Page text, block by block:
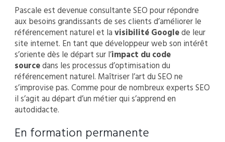
Pascale est devenue consultante SEO pour répondre
aux besoins grandissants de ses clients d’améliorer le
référencement naturel et la visibilité Googlede leur
site internet. En tant que développeur web son intérêt
s’oriente dès le départ sur l’impact du code
sourcedans les processus d’optimisation du
référencement naturel. Maîtriser l’art du SEO ne
s’improvise pas. Comme pour de nombreux experts SEO
il s’agit au départ d’un métier qui s’apprend en
autodidacte.
En formation permanente